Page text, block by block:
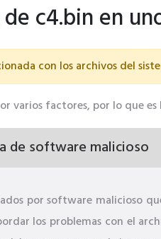
c4.bin en
con los archivos del
varios factores, por lo que
de software malicioso
por software malicioso
los problemas con el